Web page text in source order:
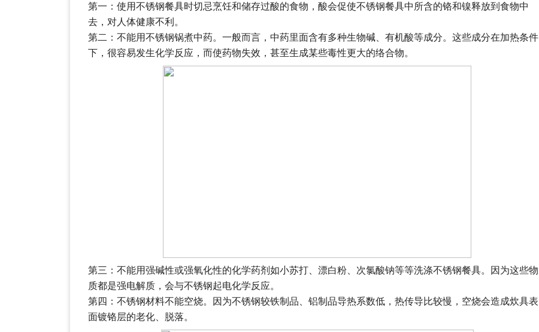
第一：使用不锈钢餐具时切忌烹饪和储存过酸的食物，酸会促使不锈钢餐具中所含的铬和镍释放到食物中
去，对人体健康不利。
第二：不能用不锈钢锅煮中药。一般而言，中药里面含有多种生物碱、有机酸等成分。这些成分在加热条件
下，很容易发生化学反应，而使药物失效，甚至生成某些毒性更大的络合物。
第三：不能用强碱性或强氧化性的化学药剂如小苏打、漂白粉、次氯酸钠等等洗涤不锈钢餐具。因为这些物
质都是强电解质，会与不锈钢起电化学反应。
第四：不锈钢材料不能空烧。因为不锈钢较铁制品、铝制品导热系数低，热传导比较慢，空烧会造成炊具表
面镀铬层的老化、脱落。